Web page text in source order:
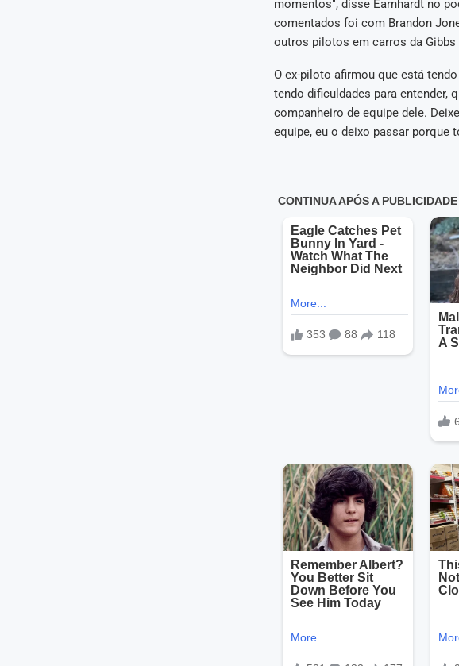
momentos", disse Earnhardt no
comentados foi com Brandon
outros pilotos em carros da Gibbs
O ex-piloto afirmou que está
tendo dificuldades para entender,
companheiro de equipe dele.
equipe, eu o deixo passar porque